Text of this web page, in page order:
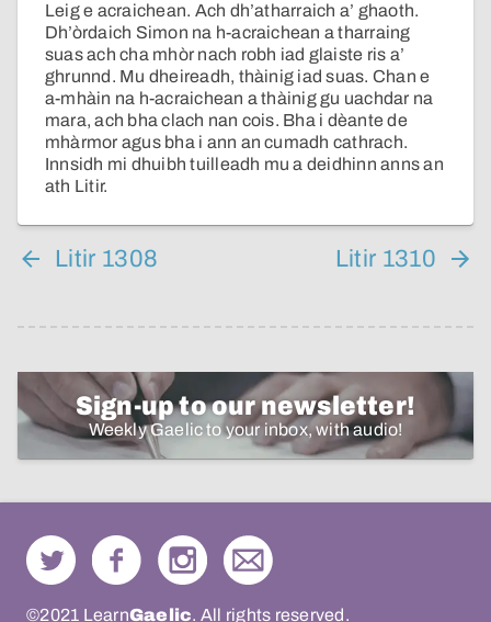
Leig e acraichean. Ach dh’atharraich a’ ghaoth.
Dh’òrdaich Simon na h-acraichean a tharraing
suas ach cha mhòr nach robh iad glaiste ris a’
ghrunnd. Mu dheireadh, thàinig iad suas. Chan e
a-mhàin na h-acraichean a thàinig gu uachdar na
mara, ach bha clach nan cois. Bha i dèante de
mhàrmor agus bha i ann an cumadh cathrach.
Innsidh mi dhuibh tuilleadh mu a deidhinn anns an
ath Litir.
Litir 1308 Litir 1310
Sign-up to our newsletter!
Weekly Gaelic to your inbox, with audio!
©2021 LearnGaelic. All rights reserved.